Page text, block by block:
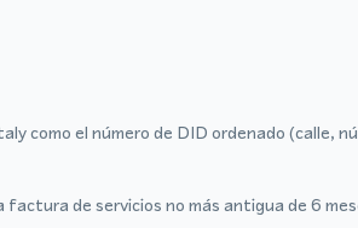
como el número de DID ordenado (calle,
de servicios no más antigua de 6